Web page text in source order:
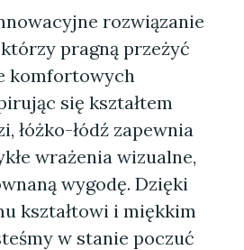
rozwiązanie
pragną przeżyć
komfortowych
się kształtem
łóżko-łódź zapewnia
wrażenia wizualne,
wygodę. Dzięki
kształtowi i miękkim
w stanie poczuć